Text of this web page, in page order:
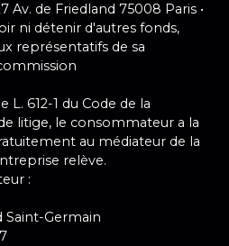
Av. de Friedland 75008 Paris •
ni détenir d'autres fonds,
représentatifs de sa
612-1 du Code de la
litige, le consommateur a la
au médiateur de la
relève.
:
Saint-Germain